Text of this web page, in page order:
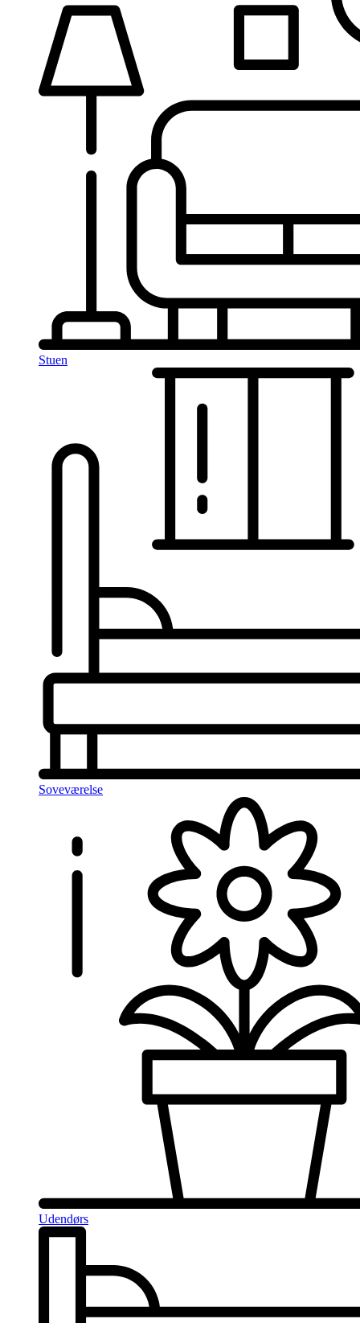
Stuen
Soveværelse
Udendørs